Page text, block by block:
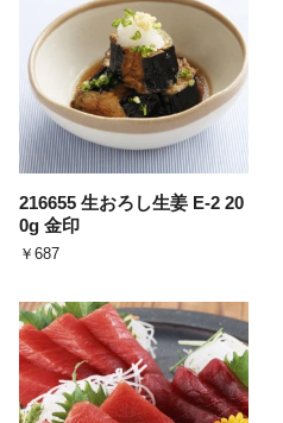
216655 生おろし生姜 E-2 20
0g 金印
￥687